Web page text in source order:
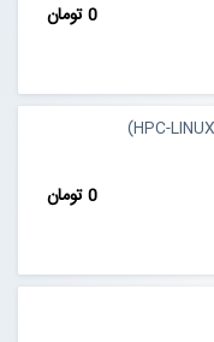
0 تومان
0 تومان